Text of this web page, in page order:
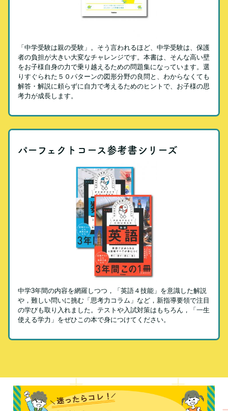
「中学受験は親の受験」。そう言われるほど、中学受験は、保護
者の負担が大きい大変なチャレンジです。本書は、そんな高い壁
をお子様自身の力で乗り越えるための問題集になっています。選
りすぐられた５０パターンの図形分野の良問と、わからなくても
解答・解説に頼らずに自力で考えるためのヒントで、お子様の思
考力が成長します。
パーフェクトコース参考書シリーズ
中学3年間の内容を網羅しつつ，「英語４技能」を意識した解説
や，難しい問いに挑む「思考力コラム」など，新指導要領で注目
の学びも取り入れました。テストや入試対策はもちろん，「一生
使える学力」をぜひこの本で身につけてください。